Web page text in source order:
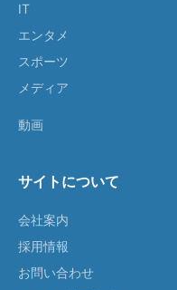
IT
エンタメ
スポーツ
メディア
動画
サイトについて
会社案内
採用情報
お問い合わせ